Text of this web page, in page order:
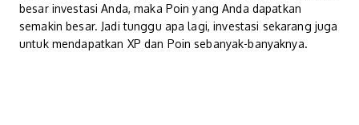
besar investasi Anda, maka Poin yang Anda dapatkan
semakin besar. Jadi tunggu apa lagi, investasi sekarang juga
untuk mendapatkan XP dan Poin sebanyak-banyaknya.